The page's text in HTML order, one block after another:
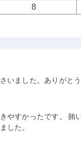
8
いました。ありがと
やすかったです。 賄
した。